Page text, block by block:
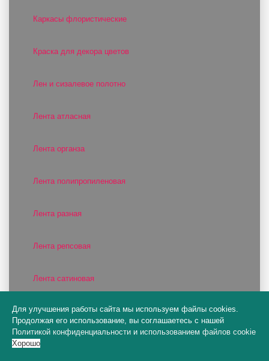
Каркасы флористические
Краска для декора цветов
Лен и сизалевое полотно
Лента атласная
Лента органза
Лента полипропиленовая
Лента разная
Лента репсовая
Лента сатиновая
Лепестки
Липучки, прищепки и наклейки
Для улучшения работы сайта мы используем файлы cookies.
Продолжая его использование, вы соглашаетесь с нашей
Политикой конфиденциальности и использованием файлов cookie
Хорошо